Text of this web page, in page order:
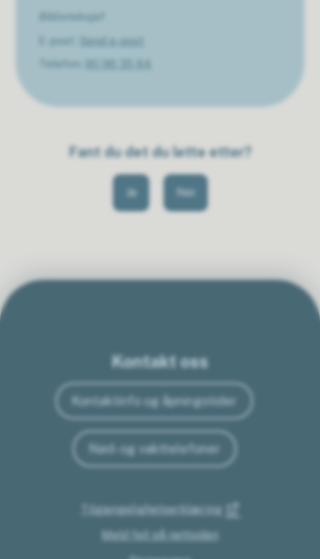
Biblioteksjef
Send e-post
Telefon
Fant du det du lette etter?
Ja Nei
Kontakt oss
Kontaktinfo og åpningstider
Nød- og vakttelefoner
Tilgjengelighetserklæring
Meld feil på nettsiden